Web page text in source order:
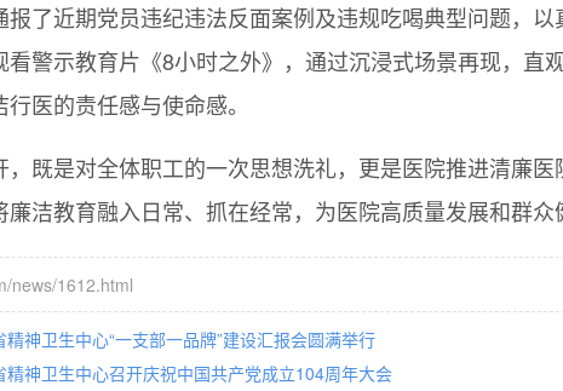
了近期党员违纪违法反面案例及违规吃喝典型问题，
警示教育片《8小时之外》，通过沉浸式场景再现，直
医的责任感与使命感。
既是对全体职工的一次思想洗礼，更是医院推进清廉
洁教育融入日常、抓在经常，为医院高质量发展和群众
news/1612.html
精神卫生中心“一支部一品牌”建设汇报会圆满举行
精神卫生中心召开庆祝中国共产党成立104周年大会